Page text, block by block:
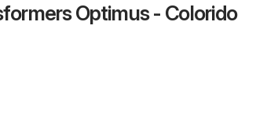
Optimus - Colorido